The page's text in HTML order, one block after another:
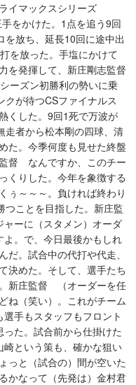
イマックスシリーズ
をかけた。1点を追う9回
放ち、延長10回に途中出
を放った。手塩にかけて
を発揮して、新庄剛志監督
ーズン初勝利の勢いに乗
クが待つCSファイナルス
くした。9回1死で万波が
走者から松本剛の四球、清
た。今季何度も見せた終盤
督 なんですか、このチー
くりした。今年を象徴する
ぅ～～～。負ければ終わり
つことを目指した。新庄監
ーに（スタメン）オーダ
。で、今日最後かもしれ
。試合中の代打や代走、
決めた。そして、選手たち
新庄監督 （オーダーを任
ね（笑い）。これがチーム
手もスタッフもフロント
た。試合前から仕掛けた
という策も、確かな狙い
と（試合の）間が空いた
かなって（先発は）金村君